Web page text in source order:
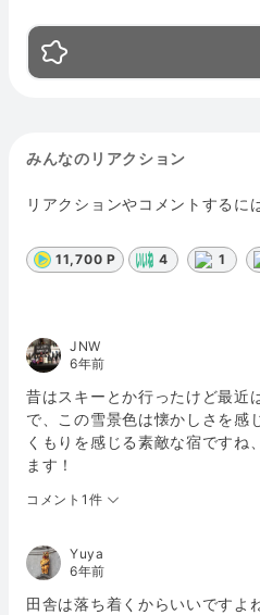
みんなのリアクション
リアクションやコメントするに
11,700 P 4 1
JNW
6年前
昔はスキーとか行ったけど最近
で、この雪景色は懐かしさを感
くもりを感じる素敵な宿ですね
ます！
コメント1件
Yuya
6年前
田舎は落ち着くからいいですよ